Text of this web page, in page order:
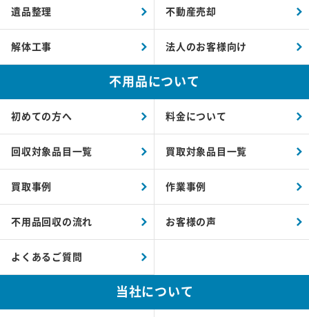
遺品整理 不動産売却
解体工事 法人のお客様向け
不用品について
初めての方へ 料金について
回収対象品目一覧 買取対象品目一覧
買取事例 作業事例
不用品回収の流れ お客様の声
よくあるご質問
当社について